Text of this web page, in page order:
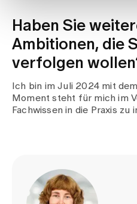
Haben Sie
Ambitionen, die
verfolgen
Ich bin im Juli 2024 mit
Moment steht für mich im
Fachwissen in die Praxis